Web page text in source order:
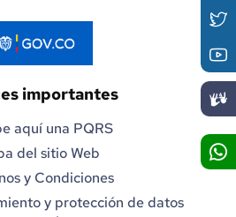
importantes
aquí una PQRS
del sitio Web
y Condiciones
y protección de datos